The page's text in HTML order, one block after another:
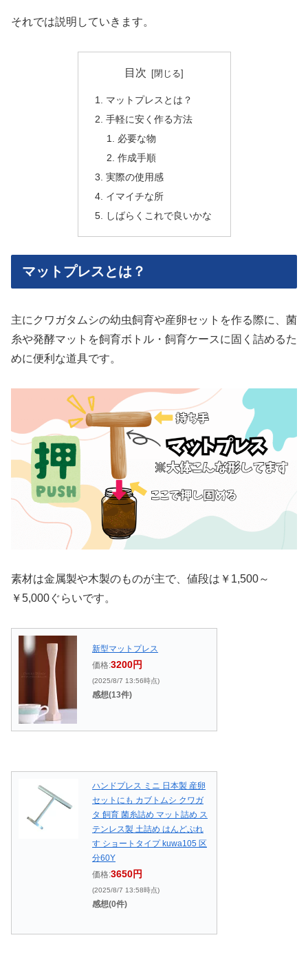
それでは説明していきます。
目次
マットプレスとは？
手軽に安く作る方法
必要な物
作成手順
実際の使用感
イマイチな所
しばらくこれで良いかな
マットプレスとは？
主にクワガタムシの幼虫飼育や産卵セットを作る際に、菌
糸や発酵マットを飼育ボトル・飼育ケースに固く詰めるた
めに便利な道具です。
素材は金属製や木製のものが主で、値段は￥1,500～
￥5,000ぐらいです。
新型マットプレス
価格:3200円
(2025/8/7 13:56時点)
感想(13件)
ハンドプレス ミニ 日本製 産卵
セットにも カブトムシ クワガ
タ 飼育 菌糸詰め マット詰め ス
テンレス製 土詰め はんどぷれ
す ショートタイプ kuwa105 区
分60Y
価格:3650円
(2025/8/7 13:58時点)
感想(0件)